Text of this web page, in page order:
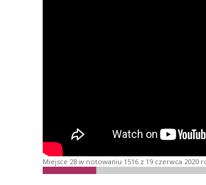
Miejsce 28 w notowaniu 1516 z 19 czerwca 2020